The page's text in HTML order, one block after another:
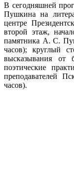
В сегодняшней
Пушкина на
центре
второй этаж,
памятника А. С.
часов); круглый
высказывания от
поэтические
преподавателей
часов).